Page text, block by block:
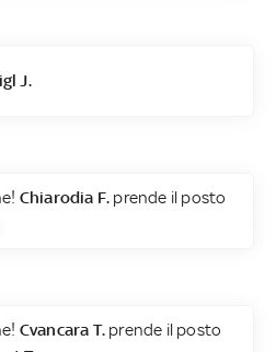
J.
Chiarodia F. prende il posto
Cvancara T. prende il posto